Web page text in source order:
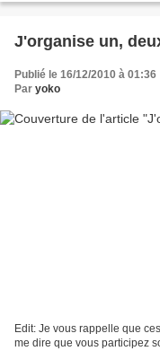
J'organise un,
Publié le 16/12/2010 à 01:36
Par yoko
Edit: Je vous rappelle que
me dire que vous participez